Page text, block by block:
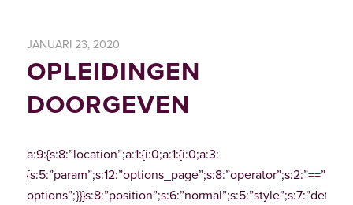
JANUARI 23, 2020
OPLEIDINGEN
DOORGEVEN
a:9:{s:8:”location”;a:1:{i:0;a:1:{i:0;a:3: